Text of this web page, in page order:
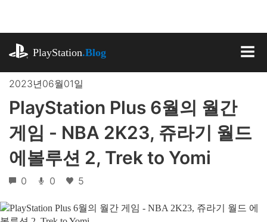
로
뛰
PlayStation.Blog
2023년06월01일
PlayStation Plus 6월의 월간
게임 - NBA 2K23, 쥬라기 월드
에볼루션 2, Trek to Yomi
0 0 5